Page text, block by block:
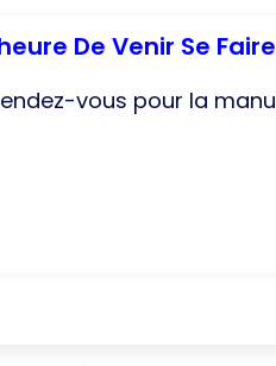
De Venir Se
vous pour la